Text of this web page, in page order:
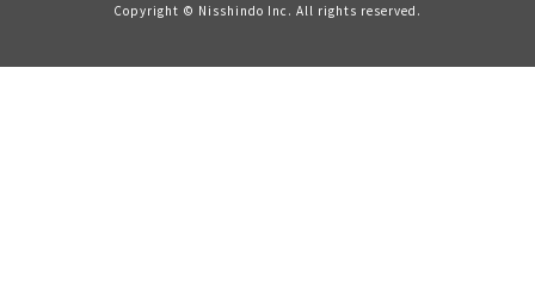
Copyright © Nisshindo Inc. All rights reserved.